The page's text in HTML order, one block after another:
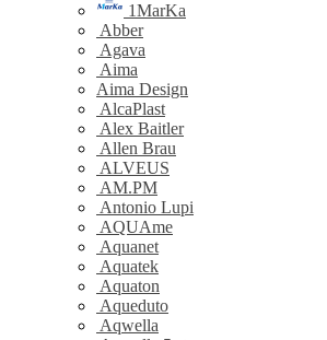
1MarKa
Abber
Agava
Aima
Aima Design
AlcaPlast
Alex Baitler
Allen Brau
ALVEUS
AM.PM
Antonio Lupi
AQUAme
Aquanet
Aquatek
Aquaton
Aqueduto
Aqwella